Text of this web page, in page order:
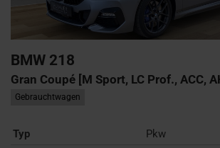
BMW 218
Gran Coupé [M Sport, LC Prof., ACC,
Gebrauchtwagen
Typ
Pkw